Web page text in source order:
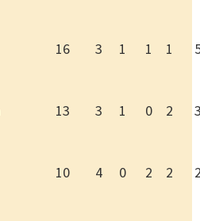
16 3 1 1 1
13 3 1 0 2
10 4 0 2 2